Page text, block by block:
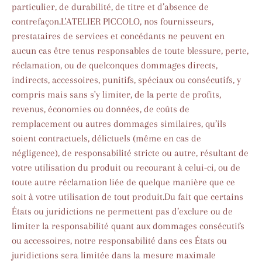
particulier, de durabilité, de titre et d’absence de
contrefaçon.L'ATELIER PICCOLO, nos fournisseurs,
prestataires de services et concédants ne peuvent en
aucun cas être tenus responsables de toute blessure, perte,
réclamation, ou de quelconques dommages directs,
indirects, accessoires, punitifs, spéciaux ou consécutifs, y
compris mais sans s'y limiter, de la perte de profits,
revenus, économies ou données, de coûts de
remplacement ou autres dommages similaires, qu’ils
soient contractuels, délictuels (même en cas de
négligence), de responsabilité stricte ou autre, résultant de
votre utilisation du produit ou recourant à celui-ci, ou de
toute autre réclamation liée de quelque manière que ce
soit à votre utilisation de tout produit.Du fait que certains
États ou juridictions ne permettent pas d’exclure ou de
limiter la responsabilité quant aux dommages consécutifs
ou accessoires, notre responsabilité dans ces États ou
juridictions sera limitée dans la mesure maximale